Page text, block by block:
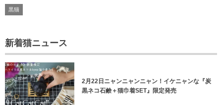
黒猫
新着猫ニュース
2月22日ニャンニャンニャン！イケニャンな『炭
黒ネコ石鹸＋猫巾着SET』限定発売